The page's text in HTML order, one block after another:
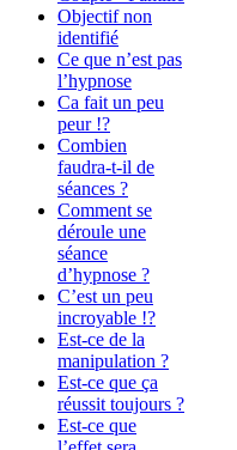
Objectif non
identifié
Ce que n’est pas
l’hypnose
Ca fait un peu
peur !?
Combien
faudra-t-il de
séances ?
Comment se
déroule une
séance
d’hypnose ?
C’est un peu
incroyable !?
Est-ce de la
manipulation ?
Est-ce que ça
réussit toujours ?
Est-ce que